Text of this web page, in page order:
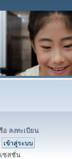
อ ลงทะเบียน
เซสชั่น